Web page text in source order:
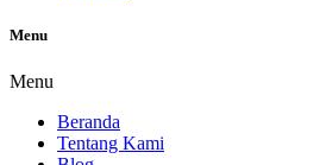
Menu
Menu
Beranda
Tentang Kami